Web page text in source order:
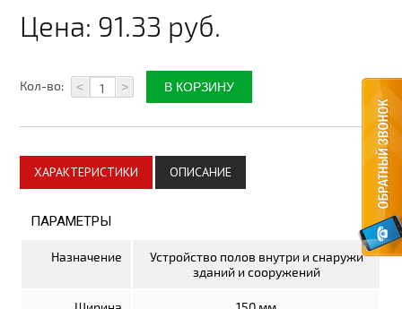
Комплектующие для ворот
Стеклотканевые материалы
Пленки изоляционные
Теплицы, системы полива
Цена: 91.33 руб.
Кол-во: < >
ХАРАКТЕРИСТИКИ ОПИСАНИЕ
ПАРАМЕТРЫ
Назначение
Устройство полов внутри и снаружи
зданий и сооружений